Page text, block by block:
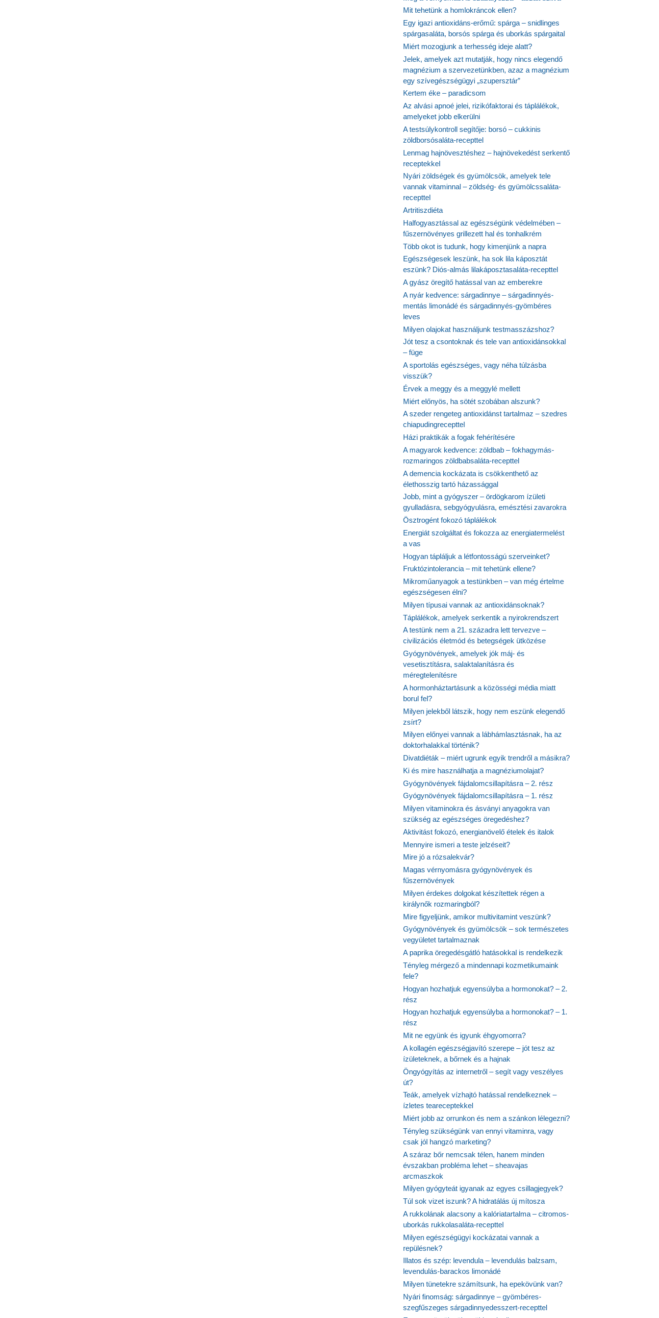
Mit tehetünk a homlokráncok ellen?
Egy igazi antioxidáns-erőmű: spárga – snidlinges
spárgasaláta, borsós spárga és uborkás spárgaital
Miért mozogjunk a terhesség ideje alatt?
Jelek, amelyek azt mutatják, hogy nincs elegendő
magnézium a szervezetünkben, azaz a magnézium
egy szívegészségügyi „szupersztár”
Kertem éke – paradicsom
Az alvási apnoé jelei, rizikófaktorai és táplálékok,
amelyeket jobb elkerülni
A testsúlykontroll segítője: borsó – cukkinis
zöldborsósaláta-recepttel
Lenmag hajnövesztéshez – hajnövekedést serkentő
receptekkel
Nyári zöldségek és gyümölcsök, amelyek tele
vannak vitaminnal – zöldség- és gyümölcssaláta-
recepttel
Artritiszdiéta
Halfogyasztással az egészségünk védelmében –
fűszernövényes grillezett hal és tonhalkrém
Több okot is tudunk, hogy kimenjünk a napra
Egészségesek leszünk, ha sok lila káposztát
eszünk? Diós-almás lilakáposztasaláta-recepttel
A gyász öregítő hatással van az emberekre
A nyár kedvence: sárgadinnye – sárgadinnyés-
mentás limonádé és sárgadinnyés-gyömbéres
leves
Milyen olajokat használjunk testmasszázshoz?
Jót tesz a csontoknak és tele van antioxidánsokkal
– füge
A sportolás egészséges, vagy néha túlzásba
visszük?
Érvek a meggy és a meggylé mellett
Miért előnyös, ha sötét szobában alszunk?
A szeder rengeteg antioxidánst tartalmaz – szedres
chiapudingrecepttel
Házi praktikák a fogak fehérítésére
A magyarok kedvence: zöldbab – fokhagymás-
rozmaringos zöldbabsaláta-recepttel
A demencia kockázata is csökkenthető az
élethosszig tartó házassággal
Jobb, mint a gyógyszer – ördögkarom ízületi
gyulladásra, sebgyógyulásra, emésztési zavarokra
Ösztrogént fokozó táplálékok
Energiát szolgáltat és fokozza az energiatermelést
a vas
Hogyan tápláljuk a létfontosságú szerveinket?
Fruktózintolerancia – mit tehetünk ellene?
Mikroműanyagok a testünkben – van még értelme
egészségesen élni?
Milyen típusai vannak az antioxidánsoknak?
Táplálékok, amelyek serkentik a nyirokrendszert
A testünk nem a 21. századra lett tervezve –
civilizációs életmód és betegségek ütközése
Gyógynövények, amelyek jók máj- és
vesetisztításra, salaktalanításra és
méregtelenítésre
A hormonháztartásunk a közösségi média miatt
borul fel?
Milyen jelekből látszik, hogy nem eszünk elegendő
zsírt?
Milyen előnyei vannak a lábhámlasztásnak, ha az
doktorhalakkal történik?
Divatdiéták – miért ugrunk egyik trendről a másikra?
Ki és mire használhatja a magnéziumolajat?
Gyógynövények fájdalomcsillapításra – 2. rész
Gyógynövények fájdalomcsillapításra – 1. rész
Milyen vitaminokra és ásványi anyagokra van
szükség az egészséges öregedéshez?
Aktivitást fokozó, energianövelő ételek és italok
Mennyire ismeri a teste jelzéseit?
Mire jó a rózsalekvár?
Magas vérnyomásra gyógynövények és
fűszernövények
Milyen érdekes dolgokat készítettek régen a
királynők rozmaringból?
Mire figyeljünk, amikor multivitamint veszünk?
Gyógynövények és gyümölcsök – sok természetes
vegyületet tartalmaznak
A paprika öregedésgátló hatásokkal is rendelkezik
Tényleg mérgező a mindennapi kozmetikumaink
fele?
Hogyan hozhatjuk egyensúlyba a hormonokat? – 2.
rész
Hogyan hozhatjuk egyensúlyba a hormonokat? – 1.
rész
Mit ne együnk és igyunk éhgyomorra?
A kollagén egészségjavító szerepe – jót tesz az
ízületeknek, a bőrnek és a hajnak
Öngyógyítás az internetről – segít vagy veszélyes
út?
Teák, amelyek vízhajtó hatással rendelkeznek –
ízletes teareceptekkel
Miért jobb az orrunkon és nem a szánkon lélegezni?
Tényleg szükségünk van ennyi vitaminra, vagy
csak jól hangzó marketing?
A száraz bőr nemcsak télen, hanem minden
évszakban probléma lehet – sheavajas
arcmaszkok
Milyen gyógyteát igyanak az egyes csillagjegyek?
Túl sok vizet iszunk? A hidratálás új mítosza
A rukkolának alacsony a kalóriatartalma – citromos-
uborkás rukkolasaláta-recepttel
Milyen egészségügyi kockázatai vannak a
repülésnek?
Illatos és szép: levendula – levendulás balzsam,
levendulás-barackos limonádé
Milyen tünetekre számítsunk, ha epekövünk van?
Nyári finomság: sárgadinnye – gyömbéres-
szegfűszeges sárgadinnyedesszert-recepttel